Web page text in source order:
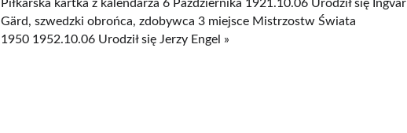
Piłkarska kartka z kalendarza 6 Października 1921.10.06 Urodził się Ingvar
Gärd, szwedzki obrońca, zdobywca 3 miejsce Mistrzostw Świata
1950 1952.10.06 Urodził się Jerzy Engel »